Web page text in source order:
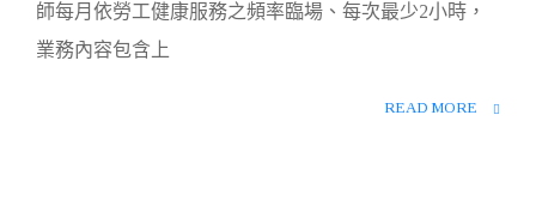
師每月依勞工健康服務之頻率臨場、每次最少2小時，
業務內容包含上
READ MORE